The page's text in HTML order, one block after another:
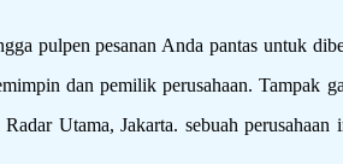
pulpen pesanan Anda pantas untuk
dan pemilik perusahaan. Tampak
Utama, Jakarta. sebuah perusahaan